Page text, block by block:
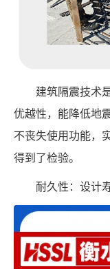
建筑隔震技术
优越性，能降低地
不丧失使用功能，
得到了检验。
耐久性：设计